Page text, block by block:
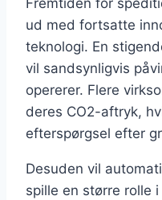
Fremtiden for
ud med fortsatte
teknologi. En
vil sandsynligvis
opererer. Flere
deres CO2-aftryk,
efterspørgsel efter
Desuden vil
spille en større rolle